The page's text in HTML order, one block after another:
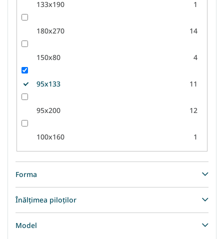
133x190 1
180x270 14
150x80 4
95x133 11
95x200 12
100x160 1
Forma
Înălțimea piloților
Model